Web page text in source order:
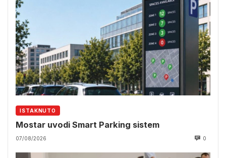
ISTAKNUTO
Mostar uvodi Smart Parking sistem
07/08/2026 0